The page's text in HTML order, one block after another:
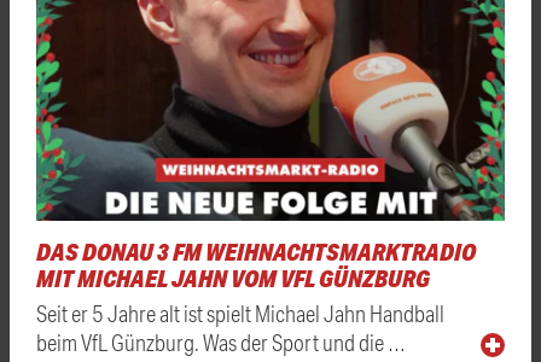
DAS DONAU 3 FM WEIHNACHTSMARKTRADIO
MIT MICHAEL JAHN VOM VFL GÜNZBURG
Seit er 5 Jahre alt ist spielt Michael Jahn Handball
beim VfL Günzburg. Was der Sport und die …